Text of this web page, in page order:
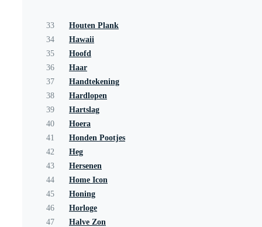
33
Houten Plank
34
Hawaii
35
Hoofd
36
Haar
37
Handtekening
38
Hardlopen
39
Hartslag
40
Hoera
41
Honden Pootjes
42
Heg
43
Hersenen
44
Home Icon
45
Honing
46
Horloge
47
Halve Zon